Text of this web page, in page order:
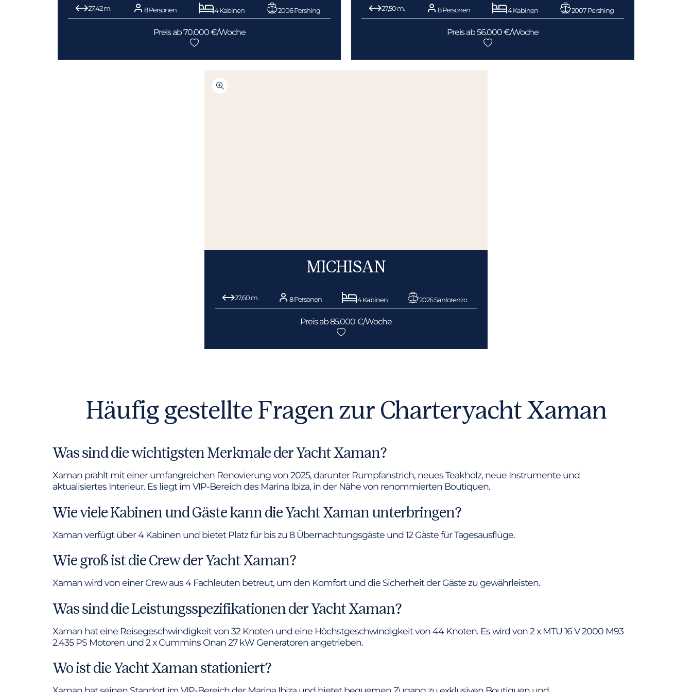
27,42 m. 8 Personen 4 Kabinen 2006 Pershing
Preis ab 70.000 €/Woche
27,50 m. 8 Personen 4 Kabinen 2007 Pershing
Preis ab 56.000 €/Woche
MICHISAN
27,60 m. 8 Personen 4 Kabinen 2026 Sanlorenzo
Preis ab 85.000 €/Woche
Häufig gestellte Fragen zur Charteryacht Xaman
Was sind die wichtigsten Merkmale der Yacht Xaman?
Xaman prahlt mit einer umfangreichen Renovierung von 2025, darunter Rumpfanstrich, neues Teakholz, neue Instrumente und
aktualisiertes Interieur. Es liegt im VIP-Bereich des Marina Ibiza, in der Nähe von renommierten Boutiquen.
Wie viele Kabinen und Gäste kann die Yacht Xaman unterbringen?
Xaman verfügt über 4 Kabinen und bietet Platz für bis zu 8 Übernachtungsgäste und 12 Gäste für Tagesausflüge.
Wie groß ist die Crew der Yacht Xaman?
Xaman wird von einer Crew aus 4 Fachleuten betreut, um den Komfort und die Sicherheit der Gäste zu gewährleisten.
Was sind die Leistungsspezifikationen der Yacht Xaman?
Xaman hat eine Reisegeschwindigkeit von 32 Knoten und eine Höchstgeschwindigkeit von 44 Knoten. Es wird von 2 x MTU 16 V 2000 M93
2.435 PS Motoren und 2 x Cummins Onan 27 kW Generatoren angetrieben.
Wo ist die Yacht Xaman stationiert?